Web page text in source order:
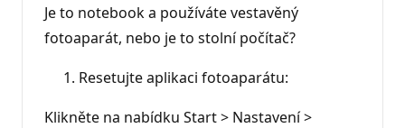
Je to notebook a používáte vestavěný
fotoaparát, nebo je to stolní počítač?
Resetujte aplikaci fotoaparátu:
Klikněte na nabídku Start > Nastavení >